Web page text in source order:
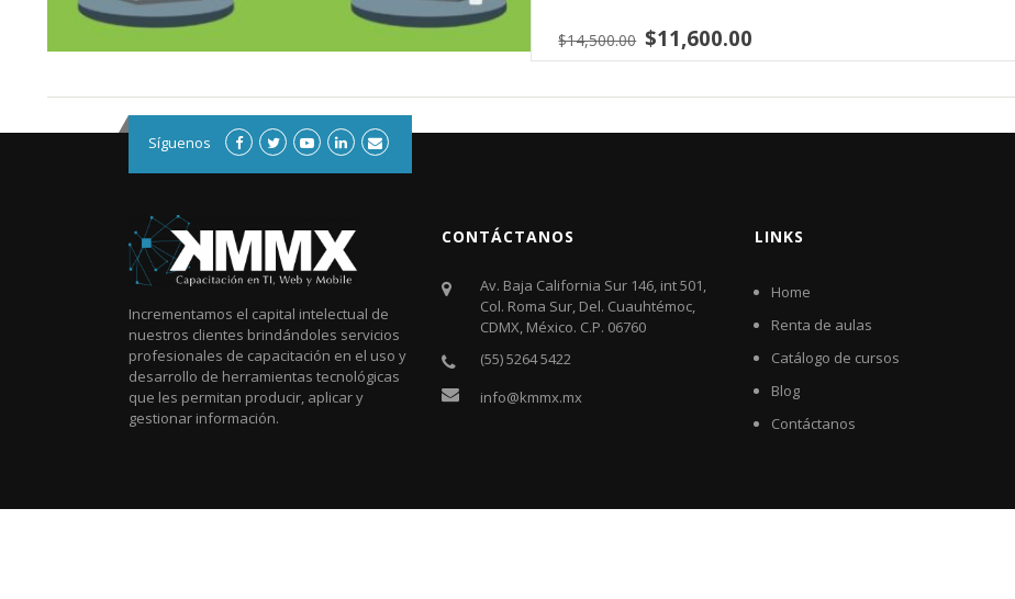
$14,500.00 $11,600.00
Síguenos
Incrementamos el capital intelectual de
nuestros clientes brindándoles servicios
profesionales de capacitación en el uso y
desarrollo de herramientas tecnológicas
que les permitan producir, aplicar y
gestionar información.
CONTÁCTANOS
Av. Baja California Sur 146, int 501,
Col. Roma Sur, Del. Cuauhtémoc,
CDMX, México. C.P. 06760​
(55) 5264 5422
info@kmmx.mx
LINKS
Home
Renta de aulas
Catálogo de cursos
Blog
Contáctanos